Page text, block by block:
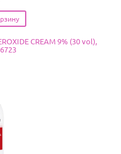
CREAM 9% (30 vol),